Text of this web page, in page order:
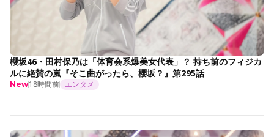
櫻坂46・田村保乃は「体育会系爆美女代表」？ 持ち前のフィジカ
ルに絶賛の嵐『そこ曲がったら、櫻坂？』第295話
New18時間前 エンタメ